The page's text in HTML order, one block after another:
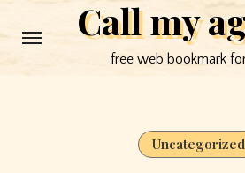
to
Call my
free web bookmark
Uncategorized